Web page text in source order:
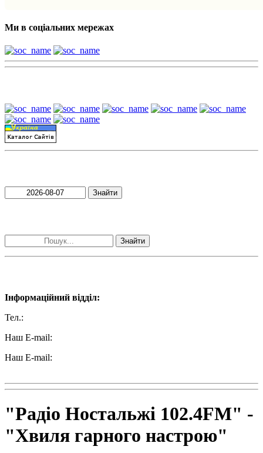
Ми в соціальних мережах
Знайти
Знайти
Інформаційний відділ:
Тел.:
Наш E-mail:
Наш E-mail:
"Радіо Ностальжі 102.4FM" -
"Хвиля гарного настрою"